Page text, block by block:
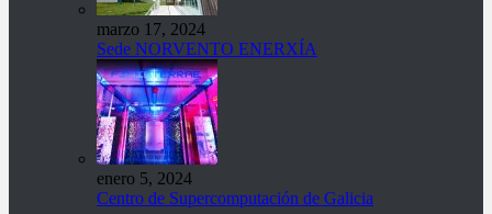
marzo 17, 2024
Sede NORVENTO ENERXÍA
enero 5, 2024
Centro de Supercomputación de Galicia